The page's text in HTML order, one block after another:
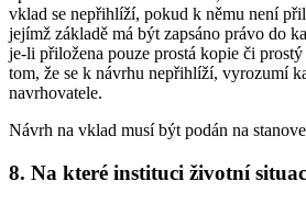
vklad se nepřihlíží, pokud k němu není
jejímž základě má být zapsáno právo do
je-li přiložena pouze prostá kopie či
tom, že se k návrhu nepřihlíží, vyrozumí
navrhovatele.
Návrh na vklad musí být podán na
8. Na které instituci životní